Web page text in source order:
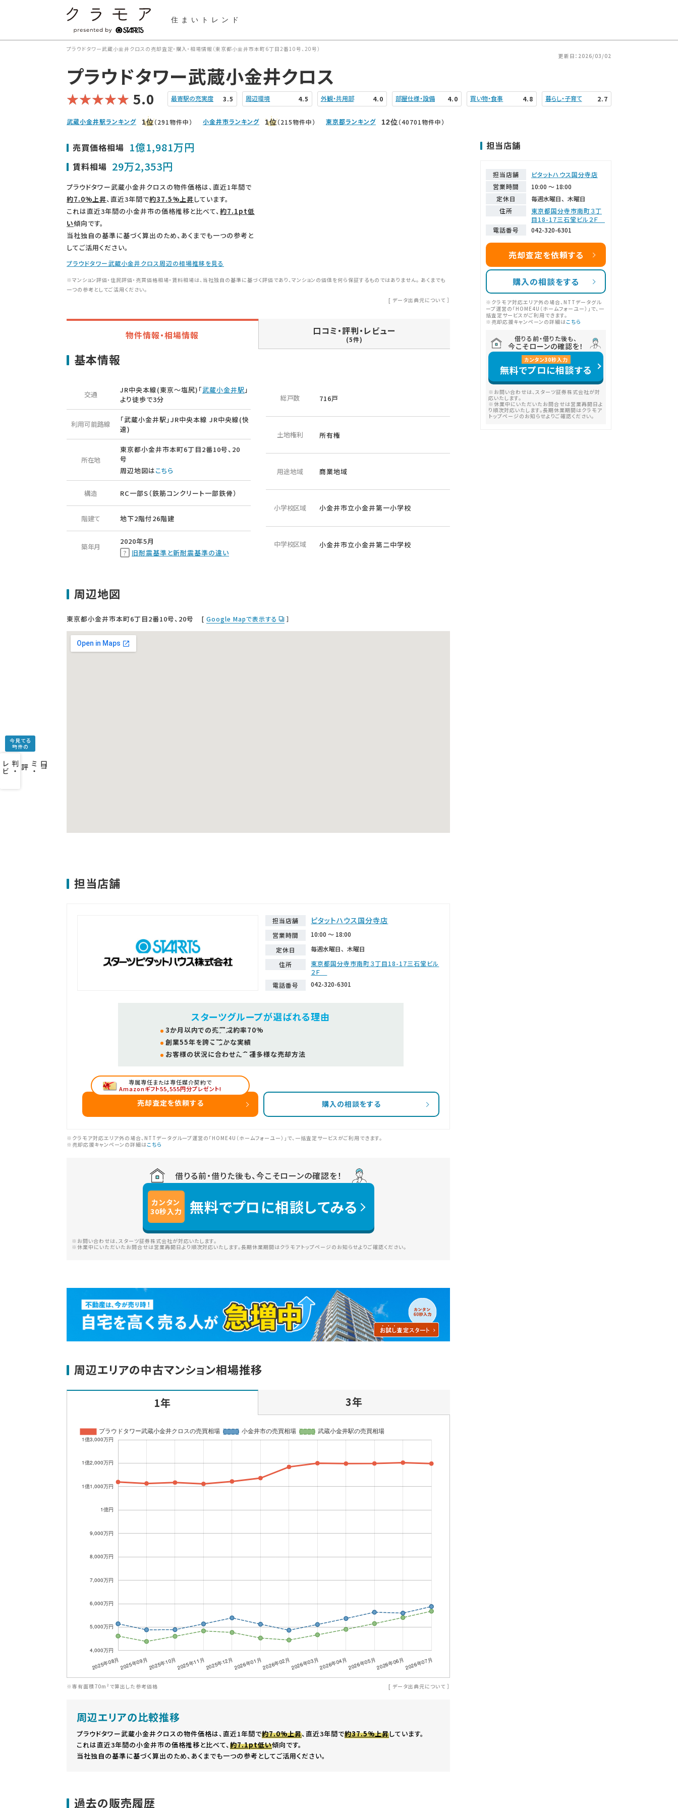
住まいトレンド
プラウドタワー武蔵小金井クロスの売却査定・購入・相場情報（東京都小金井市本町6丁目2番10号、20号）
更新日：2026/03/02
プラウドタワー武蔵小金井クロス
5.0 最寄駅の充実度 3.5 周辺環境 4.5 外観・共用部 4.0 部屋仕様・設備 4.0 買い物・食事 4.8 暮らし・子育て 2.7
武蔵小金井駅ランキング 1位（291物件中） 小金井市ランキング 1位（215物件中） 東京都ランキング 12位（40701物件中）
今見てる
物件の
口
コ
ミ
・
評 判
・
レ
ビ
ュ
ー
を
み
売買価格相場 1億1,981万円
賃料相場 29万2,353円
プラウドタワー武蔵小金井クロスの物件価格は、直近1年間で
約7.0%上昇、直近3年間で約37.5%上昇しています。
これは直近3年間の小金井市の価格推移と比べて、約7.1pt低
い傾向です。
当社独自の基準に基づく算出のため、あくまでも一つの参考と
してご活用ください。
プラウドタワー武蔵小金井クロス周辺の相場推移を見る
※マンション評価・住民評価・売買価格相場・賃料相場は、当社独自の基準に基づく評価であり、マンションの価値を何ら保証するものではありません。 あくまでも
一つの参考としてご活用ください。
[ データ出典元について ］
物件情報・相場情報 口コミ・評判・レビュー
(5件)
基本情報
交通 JR中央本線(東京～塩尻)「武蔵小金井駅 」
より徒歩で3分
利用可能路線
「武蔵小金井駅」JR中央本線 JR中央線(快
速)
所在地
東京都小金井市本町6丁目2番10号、20
号
周辺地図はこちら
構造 RC一部S（鉄筋コンクリート一部鉄骨）
階建て 地下2階付26階建
築年月
2020年5月
旧耐震基準と新耐震基準の違い
総戸数 716戸
土地権利 所有権
用途地域 商業地域
小学校区域 小金井市立小金井第一小学校
中学校区域 小金井市立小金井第二中学校
周辺地図
東京都小金井市本町6丁目2番10号、20号 [ Google Mapで表示する ］
担当店舗
担当店舗 ピタットハウス国分寺店
営業時間
10:00 ～ 18:00
定休日
毎週水曜日、木曜日
住所
東京都国分寺市南町３丁目18-17三石堂ビル
２Ｆ
電話番号
042-320-6301
スターツグループが選ばれる理由
3か月以内での売買成約率70%
創業55年を誇る確かな実績
お客様の状況に合わせた多種多様な売却方法
専属専任または専任媒介契約で
Amazonギフト55,555円分プレゼント!
売却査定を依頼する 購入の相談をする
※クラモア対応エリア外の場合、NTTデータグループ運営の「HOME4U（ホームフォーユー）」で、一括査定サービスがご利用できます。
※売却応援キャンペーンの詳細はこちら
借りる前・借りた後も、今こそローンの確認を！
カンタン
30秒入力 無料でプロに相談してみる
※お問い合わせは、スターツ証券株式会社が対応いたします。
※休業中にいただいたお問合せは営業再開日より順次対応いたします。長期休業期間はクラモアトップページのお知らせよりご確認ください。
周辺エリアの中古マンション相場推移
1年 3年
※専有面積70m²で算出した参考価格 [ データ出典元について ］
周辺エリアの比較推移
プラウドタワー武蔵小金井クロスの物件価格は、直近1年間で約7.0%上昇、直近3年間で約37.5%上昇しています。
これは直近3年間の小金井市の価格推移と比べて、 約7.1pt低い傾向です。
当社独自の基準に基づく算出のため、あくまでも一つの参考としてご活用ください。
過去の販売履歴
担当店舗
担当店舗
ピタットハウス国分寺店
営業時間
10:00 ～ 18:00
定休日
毎週水曜日、木曜日
住所
東京都国分寺市南町３丁
目18-17三石堂ビル２Ｆ
電話番号
042-320-6301
売却査定を依頼する
購入の相談をする
※クラモア対応エリア外の場合、NTTデータグル
ープ運営の「HOME4U（ホームフォーユー）」で、一
括査定サービスがご利用できます。
※売却応援キャンペーンの詳細はこちら
借りる前・借りた後も、
今こそローンの確認を！
カンタン30秒入力
無料でプロに相談する
※お問い合わせは、スターツ証券株式会社が対
応いたします。
※休業中にいただいたお問合せは営業再開日よ
り順次対応いたします。長期休業期間はクラモア
トップページのお知らせよりご確認ください。